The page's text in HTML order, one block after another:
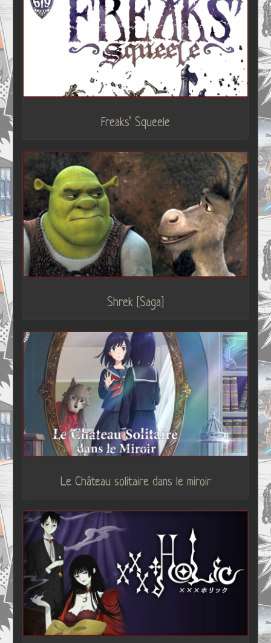
Freaks’ Squeele
Shrek [Saga]
Le Château solitaire dans le miroir